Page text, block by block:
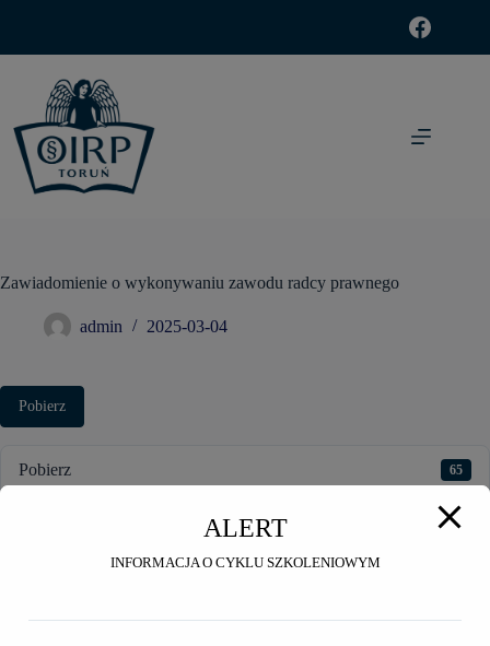
Zawiadomienie o wykonywaniu zawodu radcy prawnego
admin 2025-03-04
Pobierz
Pobierz 65
31.08 KB
Liczba plików
Data utworzenia 2025-03-04
ALERT
INFORMACJA O CYKLU SZKOLENIOWYM